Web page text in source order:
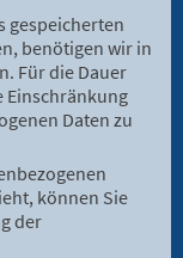
gespeicherten
benötigen wir in
Für die Dauer
Einschränkung
Daten zu
können Sie
der